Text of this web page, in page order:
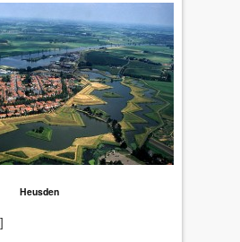
Heusden